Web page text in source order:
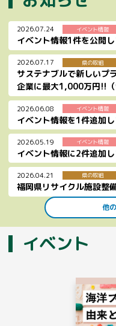
2026.07.24 イベント情報
イベント情報1件を公開し
2026.07.17 県の取組
サステナブルで新しいプ
企業に最大1,000万円!!
2026.06.08 イベント情報
イベント情報を1件追加
2026.05.19 イベント情報
イベント情報に2件追加し
2026.04.21 県の取組
福岡県リサイクル施設整
他
イベント